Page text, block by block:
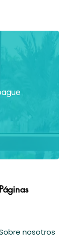
Páginas
nosotros